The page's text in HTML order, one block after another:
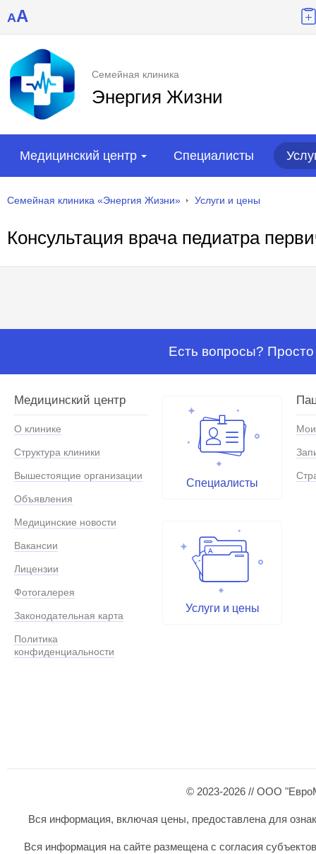
AA
Семейная клиника
Энергия Жизни
Медицинский центр Специалисты
Семейная клиника «Энергия Жизни» Услуги и цены
Консультация врача педиатра
Есть вопросы?
Медицинский центр
О клинике
Структура клиники
Вышестоящие организации
Объявления
Медицинские новости
Вакансии
Лицензии
Фотогалерея
Законодательная карта
Политика
конфиденциальности
Специалисты
Услуги и цены
© 2023-2026 // ООО
Вся информация, включая цены, предоставлена для
Вся информация на сайте размещена с согласия